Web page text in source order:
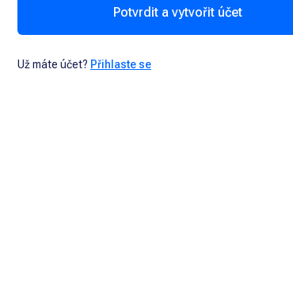
Potvrdit a vytvořit účet
Už máte účet? Přihlaste se